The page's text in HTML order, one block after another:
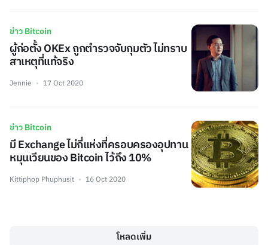
ข่าว Bitcoin
ผู้ก่อตั้ง OKEx ถูกตำรวจจับกุมตัว ไม่ทราบ
สาเหตุที่แท้จริง
Jennie 17 Oct 2020
ข่าว Bitcoin
มี Exchange ไม่กี่แห่งที่ครอบครองอุปทาน
หมุนเวียนของ Bitcoin ไว้ถึง 10%
Kittiphop Phuphusit 16 Oct 2020
โหลดเพิ่ม